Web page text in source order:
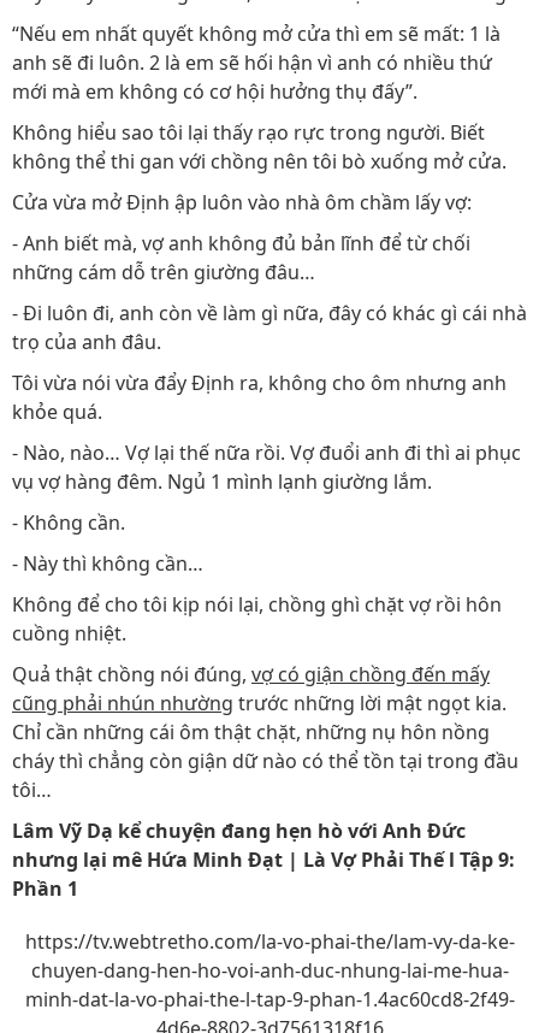
“Nếu em nhất quyết không mở cửa thì em sẽ mất: 1 là
anh sẽ đi luôn. 2 là em sẽ hối hận vì anh có nhiều thứ
mới mà em không có cơ hội hưởng thụ đấy”.
Không hiểu sao tôi lại thấy rạo rực trong người. Biết
không thể thi gan với chồng nên tôi bò xuống mở cửa.
Cửa vừa mở Định ập luôn vào nhà ôm chầm lấy vợ:
- Anh biết mà, vợ anh không đủ bản lĩnh để từ chối
những cám dỗ trên giường đâu…
- Đi luôn đi, anh còn về làm gì nữa, đây có khác gì cái nhà
trọ của anh đâu.
Tôi vừa nói vừa đẩy Định ra, không cho ôm nhưng anh
khỏe quá.
- Nào, nào… Vợ lại thế nữa rồi. Vợ đuổi anh đi thì ai phục
vụ vợ hàng đêm. Ngủ 1 mình lạnh giường lắm.
- Không cần.
- Này thì không cần…
Không để cho tôi kịp nói lại, chồng ghì chặt vợ rồi hôn
cuồng nhiệt.
Quả thật chồng nói đúng, vợ có giận chồng đến mấy
cũng phải nhún nhường trước những lời mật ngọt kia.
Chỉ cần những cái ôm thật chặt, những nụ hôn nồng
cháy thì chẳng còn giận dữ nào có thể tồn tại trong đầu
tôi…
Lâm Vỹ Dạ kể chuyện đang hẹn hò với Anh Đức
nhưng lại mê Hứa Minh Đạt | Là Vợ Phải Thế l Tập 9:
Phần 1
https://tv.webtretho.com/la-vo-phai-the/lam-vy-da-ke-
chuyen-dang-hen-ho-voi-anh-duc-nhung-lai-me-hua-
minh-dat-la-vo-phai-the-l-tap-9-phan-1.4ac60cd8-2f49-